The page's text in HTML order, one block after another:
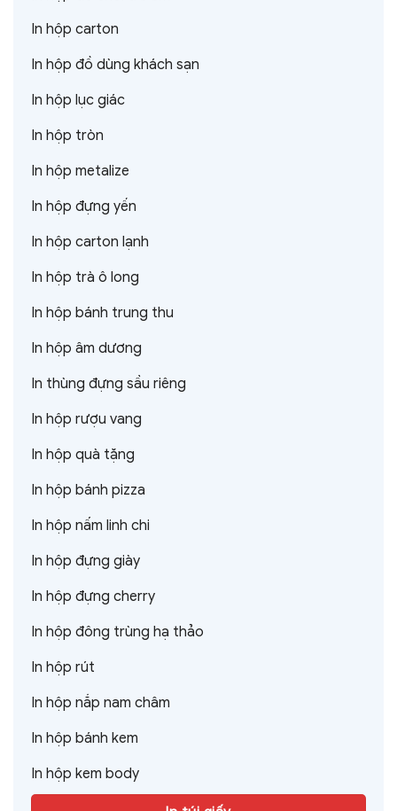
In hộp carton
In hộp đồ dùng khách sạn
In hộp lục giác
In hộp tròn
In hộp metalize
In hộp đựng yến
In hộp carton lạnh
In hộp trà ô long
In hộp bánh trung thu
In hộp âm dương
In thùng đựng sầu riêng
In hộp rượu vang
In hộp quà tặng
In hộp bánh pizza
In hộp nấm linh chi
In hộp đựng giày
In hộp đựng cherry
In hộp đông trùng hạ thảo
In hộp rút
In hộp nắp nam châm
In hộp bánh kem
In hộp kem body